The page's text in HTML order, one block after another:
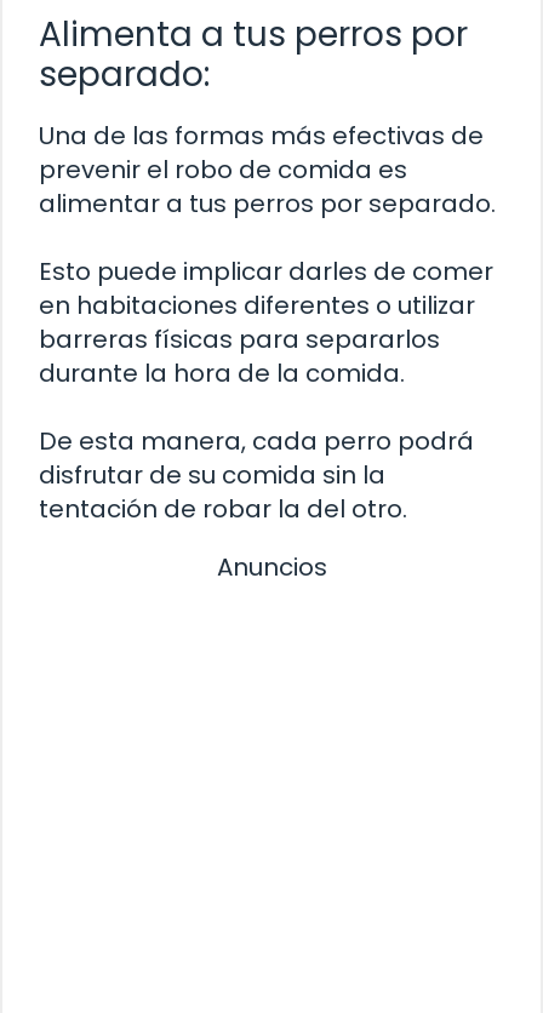
Alimenta a tus perros por
separado:
Una de las formas más efectivas de
prevenir el robo de comida es
alimentar a tus perros por separado.
Esto puede implicar darles de comer
en habitaciones diferentes o utilizar
barreras físicas para separarlos
durante la hora de la comida.
De esta manera, cada perro podrá
disfrutar de su comida sin la
tentación de robar la del otro.
Anuncios